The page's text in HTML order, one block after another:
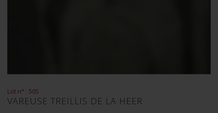
Lot n° : 505
VAREUSE TREILLIS DE LA HEER